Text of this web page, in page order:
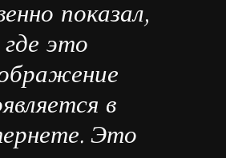
показал,
где это
в
Это